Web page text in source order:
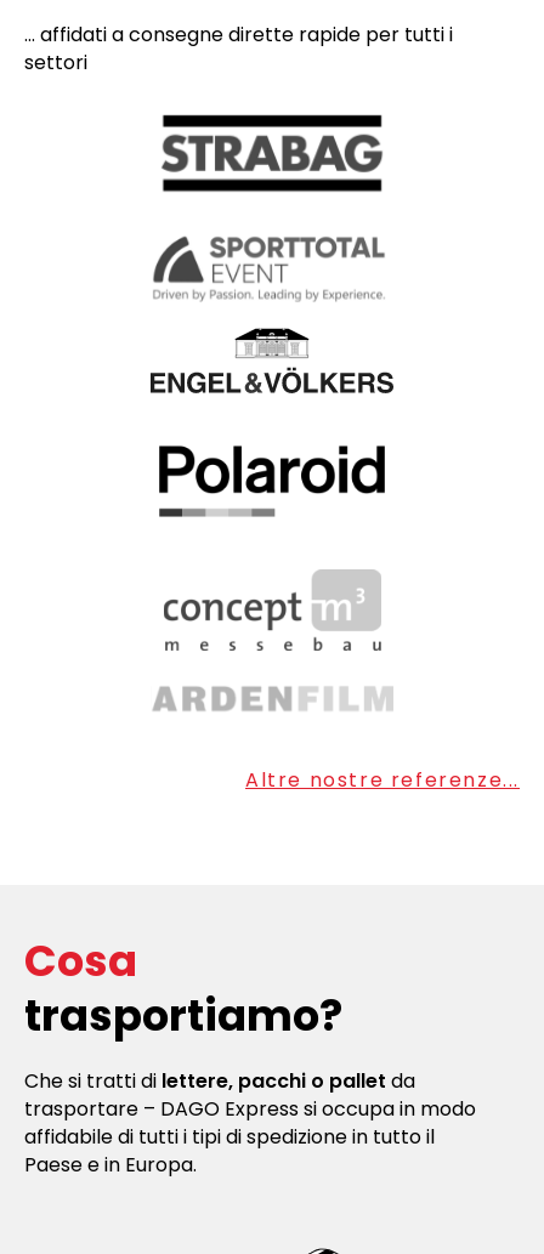
... affidati a consegne dirette rapide per tutti i
settori
Altre nostre referenze...
Cosa
trasportiamo?
Che si tratti di lettere, pacchi o pallet da
trasportare – DAGO Express si occupa in modo
affidabile di tutti i tipi di spedizione in tutto il
Paese e in Europa.